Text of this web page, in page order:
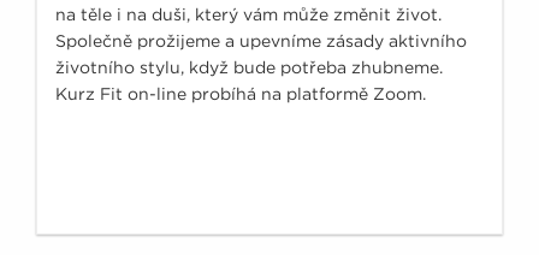
na těle i na duši, který vám může změnit život.
Společně prožijeme a upevníme zásady aktivního
životního stylu, když bude potřeba zhubneme.
Kurz Fit on-line probíhá na platformě Zoom.